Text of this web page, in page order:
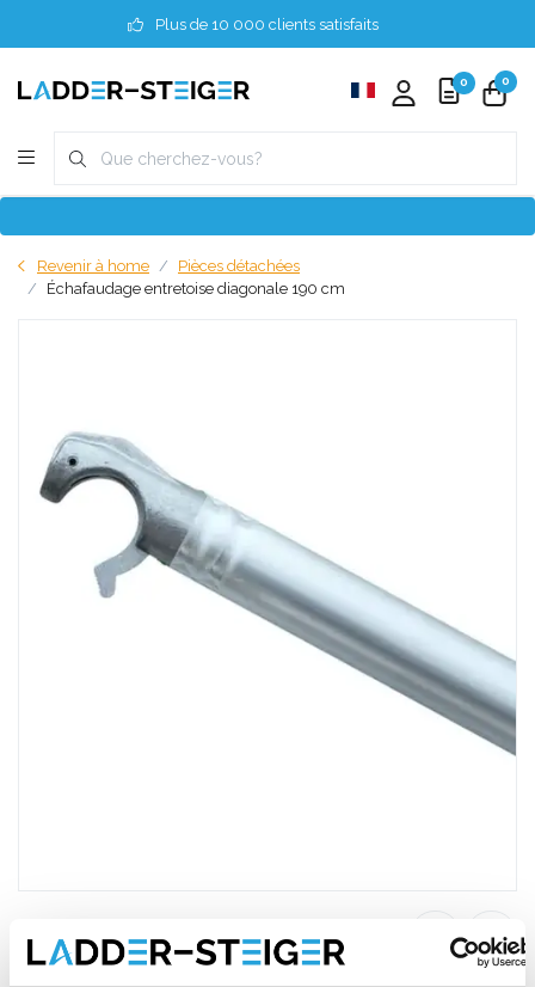
Plus de 10 000 clients satisfaits
0 0
Revenir à home
Pièces détachées
Échafaudage entretoise diagonale 190 cm